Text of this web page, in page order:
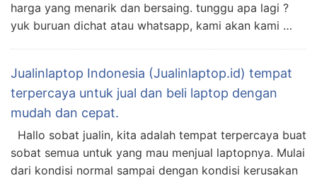
harga yang menarik dan bersaing. tunggu apa lagi ?
yuk buruan dichat atau whatsapp, kami akan kami …
Jualinlaptop Indonesia (Jualinlaptop.id) tempat
terpercaya untuk jual dan beli laptop dengan
mudah dan cepat.
Hallo sobat jualin, kita adalah tempat terpercaya buat
sobat semua untuk yang mau menjual laptopnya. Mulai
dari kondisi normal sampai dengan kondisi kerusakan